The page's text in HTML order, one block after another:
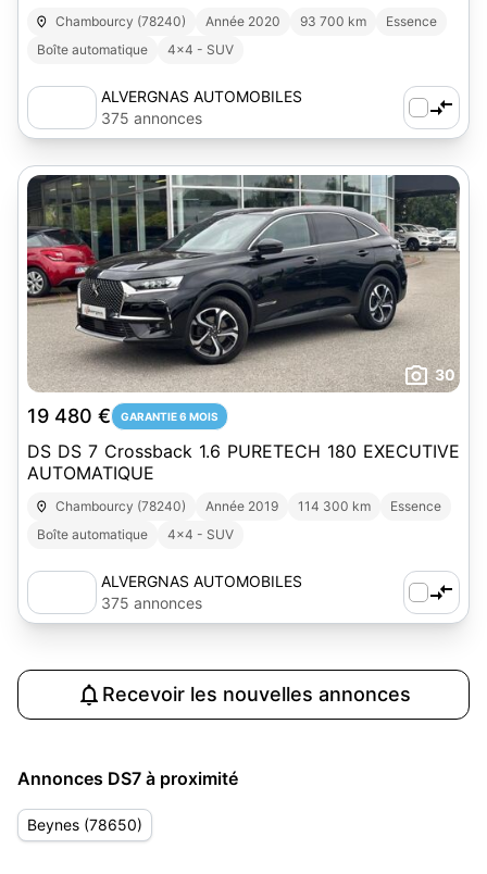
Chambourcy (78240) Année 2020 93 700 km
Essence
Boîte automatique
4x4 - SUV
ALVERGNAS AUTOMOBILES
375 annonces
30
19 480 € GARANTIE 6 MOIS
DS DS 7 Crossback 1.6 PURETECH 180 EXECUTIVE
AUTOMATIQUE
Chambourcy (78240) Année 2019 114 300 km
Essence
Boîte automatique
4x4 - SUV
ALVERGNAS AUTOMOBILES
375 annonces
Recevoir les nouvelles annonces
Annonces DS7 à proximité
Beynes (78650)